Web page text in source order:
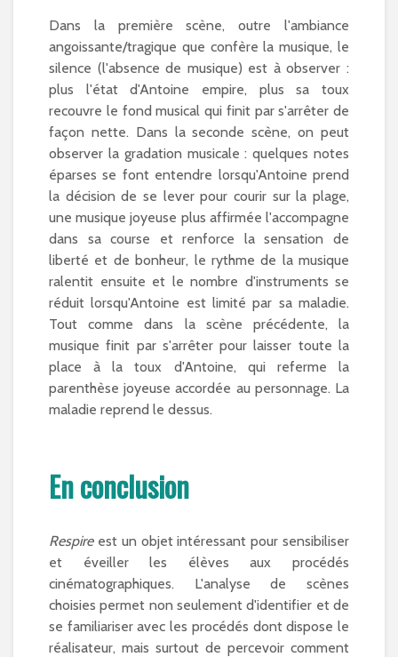
Dans la première scène, outre l'ambiance
angoissante/tragique que confère la musique, le
silence (l'absence de musique) est à observer :
plus l'état d'Antoine empire, plus sa toux
recouvre le fond musical qui finit par s'arrêter de
façon nette. Dans la seconde scène, on peut
observer la gradation musicale : quelques notes
éparses se font entendre lorsqu'Antoine prend
la décision de se lever pour courir sur la plage,
une musique joyeuse plus affirmée l'accompagne
dans sa course et renforce la sensation de
liberté et de bonheur, le rythme de la musique
ralentit ensuite et le nombre d'instruments se
réduit lorsqu'Antoine est limité par sa maladie.
Tout comme dans la scène précédente, la
musique finit par s'arrêter pour laisser toute la
place à la toux d'Antoine, qui referme la
parenthèse joyeuse accordée au personnage. La
maladie reprend le dessus.
En conclusion
Respireest un objet intéressant pour sensibiliser
et éveiller les élèves aux procédés
cinématographiques. L'analyse de scènes
choisies permet non seulement d'identifier et de
se familiariser avec les procédés dont dispose le
réalisateur, mais surtout de percevoir comment